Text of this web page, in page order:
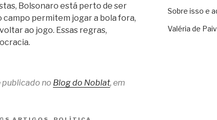
Bolsonaro está perto de ser
permitem jogar a bola fora,
ao jogo. Essas regras,
no Blog do Noblat, em
Sobre isso e
Valéria de